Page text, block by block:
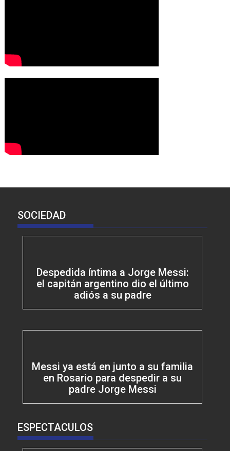
SOCIEDAD
Despedida íntima a Jorge Messi:
el capitán argentino dio el último
adiós a su padre
Messi ya está en junto a su familia
en Rosario para despedir a su
padre Jorge Messi
ESPECTACULOS